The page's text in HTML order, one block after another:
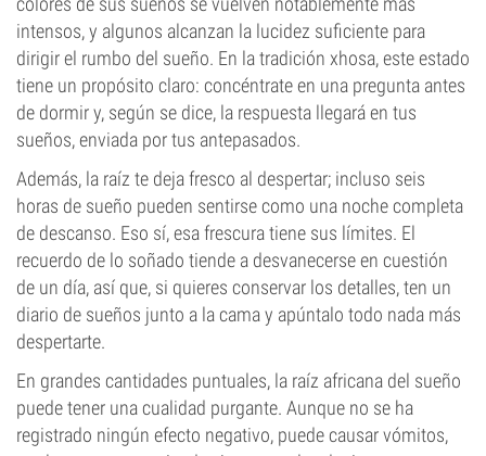
intensos, y algunos alcanzan la lucidez suficiente para
dirigir el rumbo del sueño. En la tradición xhosa, este estado
tiene un propósito claro: concéntrate en una pregunta antes
de dormir y, según se dice, la respuesta llegará en tus
sueños, enviada por tus antepasados.
Además, la raíz te deja fresco al despertar; incluso seis
horas de sueño pueden sentirse como una noche completa
de descanso. Eso sí, esa frescura tiene sus límites. El
recuerdo de lo soñado tiende a desvanecerse en cuestión
de un día, así que, si quieres conservar los detalles, ten un
diario de sueños junto a la cama y apúntalo todo nada más
despertarte.
En grandes cantidades puntuales, la raíz africana del sueño
puede tener una cualidad purgante. Aunque no se ha
registrado ningún efecto negativo, puede causar vómitos,